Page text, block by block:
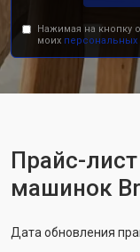
Нажимая на кнопку
моих персональных
Прайс-
машинок
Дата обновления